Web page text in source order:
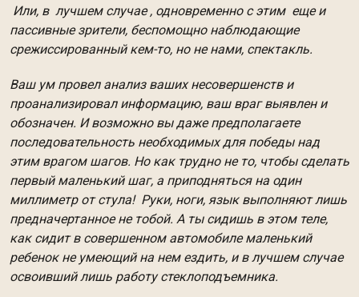
Или, в лучшем случае , одновременно с этим еще и
пассивные зрители, беспомощно наблюдающие
срежиссированный кем-то, но не нами, спектакль.
Ваш ум провел анализ ваших несовершенств и
проанализировал информацию, ваш враг выявлен и
обозначен. И возможно вы даже предполагаете
последовательность необходимых для победы над
этим врагом шагов. Но как трудно не то, чтобы сделать
первый маленький шаг, а приподняться на один
миллиметр от стула! Руки, ноги, язык выполняют лишь
предначертанное не тобой. А ты сидишь в этом теле,
как сидит в совершенном автомобиле маленький
ребенок не умеющий на нем ездить, и в лучшем случае
освоивший лишь работу стеклоподъемника.